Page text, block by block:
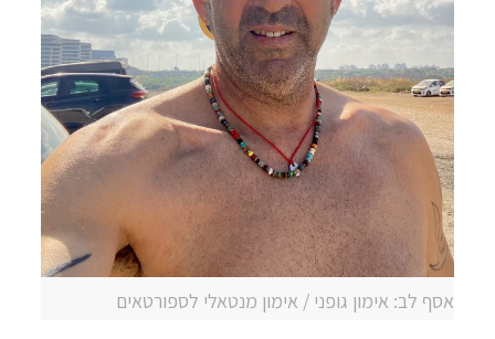
אסף לב: אימון גופני / אימון מנטאלי לספורטאים